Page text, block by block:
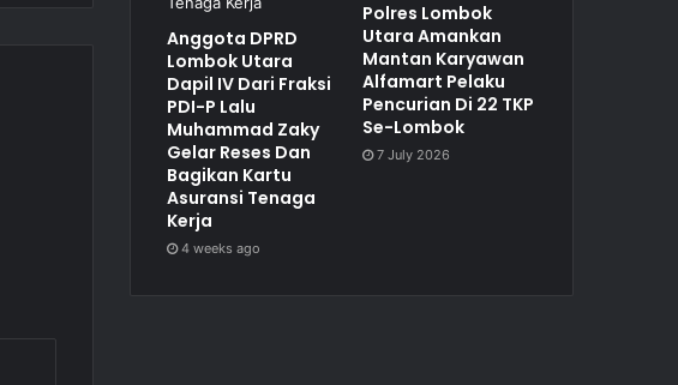
Anggota DPRD
Lombok Utara
Dapil IV Dari Fraksi
PDI-P Lalu
Muhammad Zaky
Gelar Reses Dan
Bagikan Kartu
Asuransi Tenaga
Kerja
4 weeks ago
Polres Lombok
Utara Amankan
Mantan Karyawan
Alfamart Pelaku
Pencurian Di 22 TKP
Se-Lombok
7 July 2026